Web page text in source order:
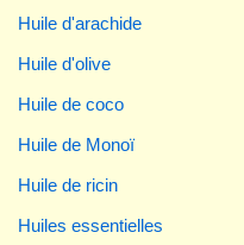
Huile d'arachide
Huile d'olive
Huile de coco
Huile de Monoï
Huile de ricin
Huiles essentielles